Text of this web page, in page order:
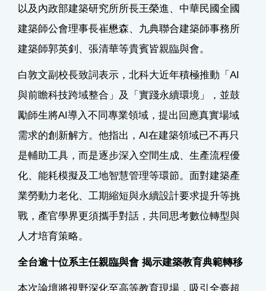
以及內政部建築研究所所長王榮進、中華民國全國
建築師公會理事長崔懋森、九典聯合建築師事務所
建築師郭英釗、張清華等貴賓皆親臨與會。
白敦文副校長致詞表示，北科大近年積極推動「AI
與前瞻科技跨域整合」及「實踐永續環境」，並鼓
勵師生將AI導入不同專業領域，提出回應真實場域
需求的創新解方。他指出，AI在建築領域已不再只
是輔助工具，而是逐步深入空間生成、生產流程優
化、能耗模擬及工地智慧管理等環節。面對建築產
業勞動力老化、工期縮短與永續設計要求提升等挑
戰，產官學界更須攜手對話，共同思考數位轉型與
人才培育策略。
全台逾十位系主任親臨與會 揭示建築教育典範轉移
本次論壇將視野深化至高等教育現場，吸引全臺超